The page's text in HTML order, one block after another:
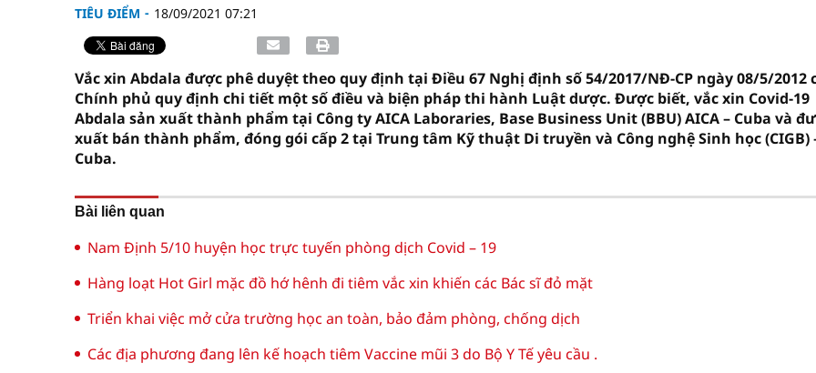
TIÊU ĐIỂM 18/09/2021 07:21
Vắc xin Abdala được phê duyệt theo quy định tại Điều 67 Nghị định số 54/2017/NĐ-CP ngày 08/5/2012
Chính phủ quy định chi tiết một số điều và biện pháp thi hành Luật dược. Được biết, vắc xin Covid-19
Abdala sản xuất thành phẩm tại Công ty AICA Laboraries, Base Business Unit (BBU) AICA – Cuba và
xuất bán thành phẩm, đóng gói cấp 2 tại Trung tâm Kỹ thuật Di truyền và Công nghệ Sinh học (CIGB)
Cuba.
Bài liên quan
Nam Định 5/10 huyện học trực tuyến phòng dịch Covid – 19
Hàng loạt Hot Girl mặc đồ hớ hênh đi tiêm vắc xin khiến các Bác sĩ đỏ mặt
Triển khai việc mở cửa trường học an toàn, bảo đảm phòng, chống dịch
Các địa phương đang lên kế hoạch tiêm Vaccine mũi 3 do Bộ Y Tế yêu cầu .